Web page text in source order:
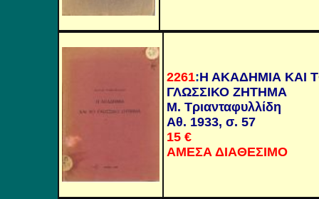
2261:Η ΑΚΑΔΗΜΙΑ ΚΑΙ
ΓΛΩΣΣΙΚΟ ΖΗΤΗΜΑ
Μ. Τριανταφυλλίδη
Αθ. 1933, σ. 57
15 €
ΑΜΕΣΑ ΔΙΑΘΕΣΙΜΟ